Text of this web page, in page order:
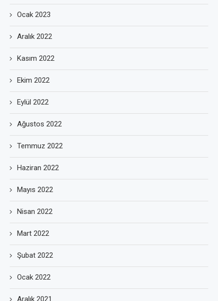
Ocak 2023
Aralık 2022
Kasım 2022
Ekim 2022
Eylül 2022
Ağustos 2022
Temmuz 2022
Haziran 2022
Mayıs 2022
Nisan 2022
Mart 2022
Şubat 2022
Ocak 2022
Aralık 2021